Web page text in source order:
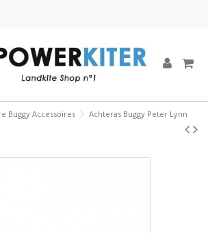
Buggy Accessoires Achteras Buggy Peter Lynn